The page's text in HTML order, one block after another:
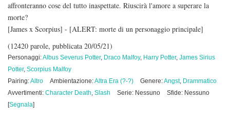
affronteranno cose del tutto inaspettate. Riuscirà l'amore a superare la
morte?
[James x Scorpius] - [ALERT: morte di un personaggio principale]
(12420 parole, pubblicata 20/05/21)
Personaggi:Albus Severus Potter, Draco Malfoy, Harry Potter, James Sirius
Potter, Scorpius Malfoy
Pairing:Altro Ambientazione:Altra Era (?-?) Genere:Angst, Drammatico
Avvertimenti: Character Death, Slash Serie: Nessuno
Sfide: Nessuno
[Segnala]